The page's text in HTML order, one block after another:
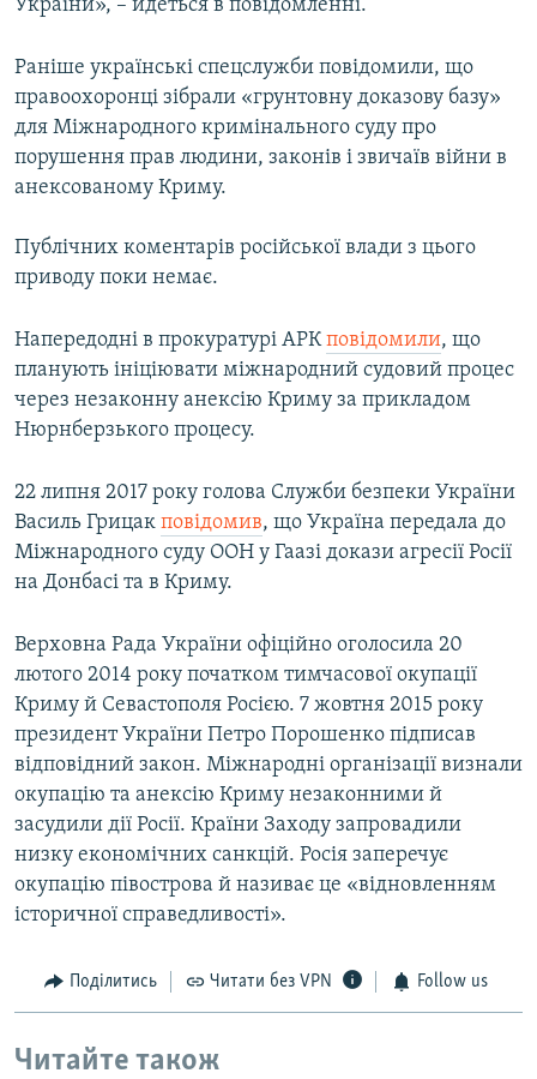
України», – йдеться в повідомленні.
Раніше українські спецслужби повідомили, що
правоохоронці зібрали «грунтовну доказову базу»
для Міжнародного кримінального суду про
порушення прав людини, законів і звичаїв війни в
анексованому Криму.
Публічних коментарів російської влади з цього
приводу поки немає.
Напередодні в прокуратурі АРКповідомили, що
планують ініціювати міжнародний судовий процес
через незаконну анексію Криму за прикладом
Нюрнберзького процесу.
22 липня 2017 року голова Служби безпеки України
Василь Грицак повідомив, що Україна передала до
Міжнародного суду ООН у Гаазі докази агресії Росії
на Донбасі та в Криму.
Верховна Рада України офіційно оголосила 20
лютого 2014 року початком тимчасової окупації
Криму й Севастополя Росією. 7 жовтня 2015 року
президент України Петро Порошенко підписав
відповідний закон. Міжнародні організації визнали
окупацію та анексію Криму незаконними й
засудили дії Росії. Країни Заходу запровадили
низку економічних санкцій. Росія заперечує
окупацію півострова й називає це «відновленням
історичної справедливості».
Поділитись Читати без VPN Follow us
Читайте також